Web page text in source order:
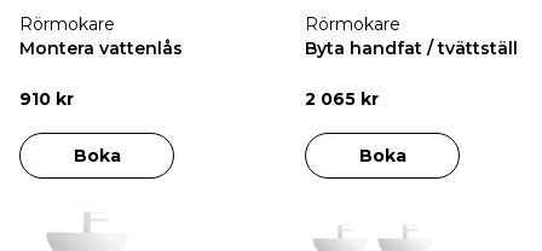
Rörmokare
Montera vattenlås
910 kr
Boka
Rörmokare
Byta handfat / tvättställ
2 065 kr
Boka